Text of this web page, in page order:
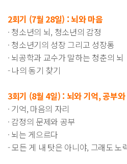
2회기 (7월 28일) : 뇌와 마음
· 청소년의 뇌, 청소년의 감정
· 청소년기의 성장 그리고 성장통
· 뇌공학과 교수가 말하는 청춘의 뇌
- 나의 동기 찾기
3회기 (8월 4일) : 뇌와 기억, 공부와
· 기억, 마음의 자리
· 감정의 문제와 공부
· 뇌는 게으르다
- 모든 게 내 탓은 아니야, 그래도 노